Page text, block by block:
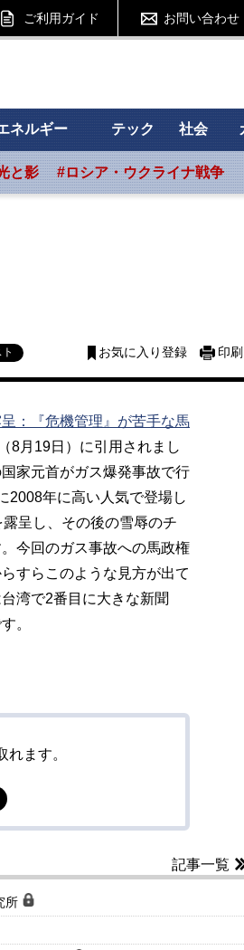
ご利用ガイド お問い合わせ
ネルギー テック 社会
と影 #ロシア・ウクライナ戦争
お気に入り登録 印刷
呈：『危機管理』が苦手な馬
8月19日）に引用されまし
家元首がガス爆発事故で行
2008年に高い人気で登場し
呈し、その後の雪辱のチ
今回のガス事故への馬政権
すらこのような見方が出て
湾で2番目に大きな新聞
。
ます。
記事一覧
所